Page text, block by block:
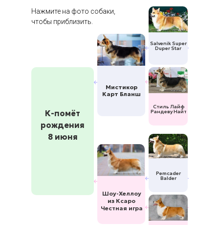
Мистикор
Карт Бланш
Шоу-Хеллоу
из Ксаро
Честная игра
Pemcader
Balder
Стиль Лайф
Рандеву Найт
Salvenik Super
Duper Star
К-помёт
рождения
8 июня
Нажмите на фото собаки,
чтобы приблизить.